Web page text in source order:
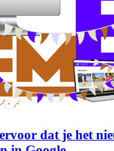
dat je het